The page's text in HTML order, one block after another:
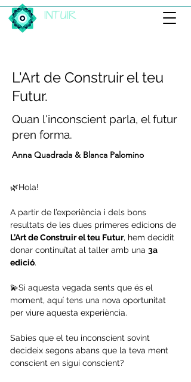
INTUIR
L'Art de Construir el teu
Futur.
Quan l'inconscient parla, el futur
pren forma.
Anna Quadrada & Blanca Palomino
🌿Hola!
A partir de l’experiència i dels bons
resultats de les dues primeres edicions de
L’Art de Construir el teu Futur, hem decidit
donar continuïtat al taller amb una 3a
edició.
💫Si aquesta vegada sents que és el
moment, aquí tens una nova oportunitat
per viure aquesta experiència.
Sabies que el teu inconscient sovint
decideix segons abans que la teva ment
conscient en sigui conscient?